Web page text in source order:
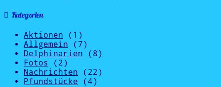
Kategorien
Aktionen (1)
Allgemein (7)
Delphinarien (8)
Fotos
(2)
Nachrichten (22)
Pfundstücke (4)